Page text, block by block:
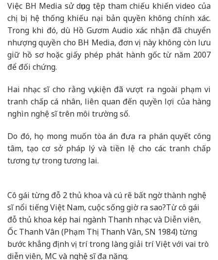
Việc BH Media sử dụng tệp tham chiếu khiến video của
chị bị hệ thống khiếu nại bản quyền không chính xác.
Trong khi đó, dù Hồ Gươm Audio xác nhận đã chuyển
nhượng quyền cho BH Media, đơn vị này không còn lưu
giữ hồ sơ hoặc giấy phép phát hành gốc từ năm 2007
để đối chứng.
Hai nhạc sĩ cho rằng vụ kiện đã vượt ra ngoài phạm vi
tranh chấp cá nhân, liên quan đến quyền lợi của hàng
nghìn nghệ sĩ trên môi trường số.
Do đó, họ mong muốn tòa án đưa ra phán quyết công
tâm, tạo cơ sở pháp lý và tiền lệ cho các tranh chấp
tương tự trong tương lai.
Cô gái từng đỗ 2 thủ khoa và cú rẽ bất ngờ thành nghệ
sĩ nổi tiếng Việt Nam, cuộc sống giờ ra sao?Từ cô gái
đỗ thủ khoa kép hai ngành Thanh nhạc và Diễn viên,
Ốc Thanh Vân (Phạm Thị Thanh Vân, SN 1984) từng
bước khẳng định vị trí trong làng giải trí Việt với vai trò
diễn viên, MC và nghệ sĩ đa năng.